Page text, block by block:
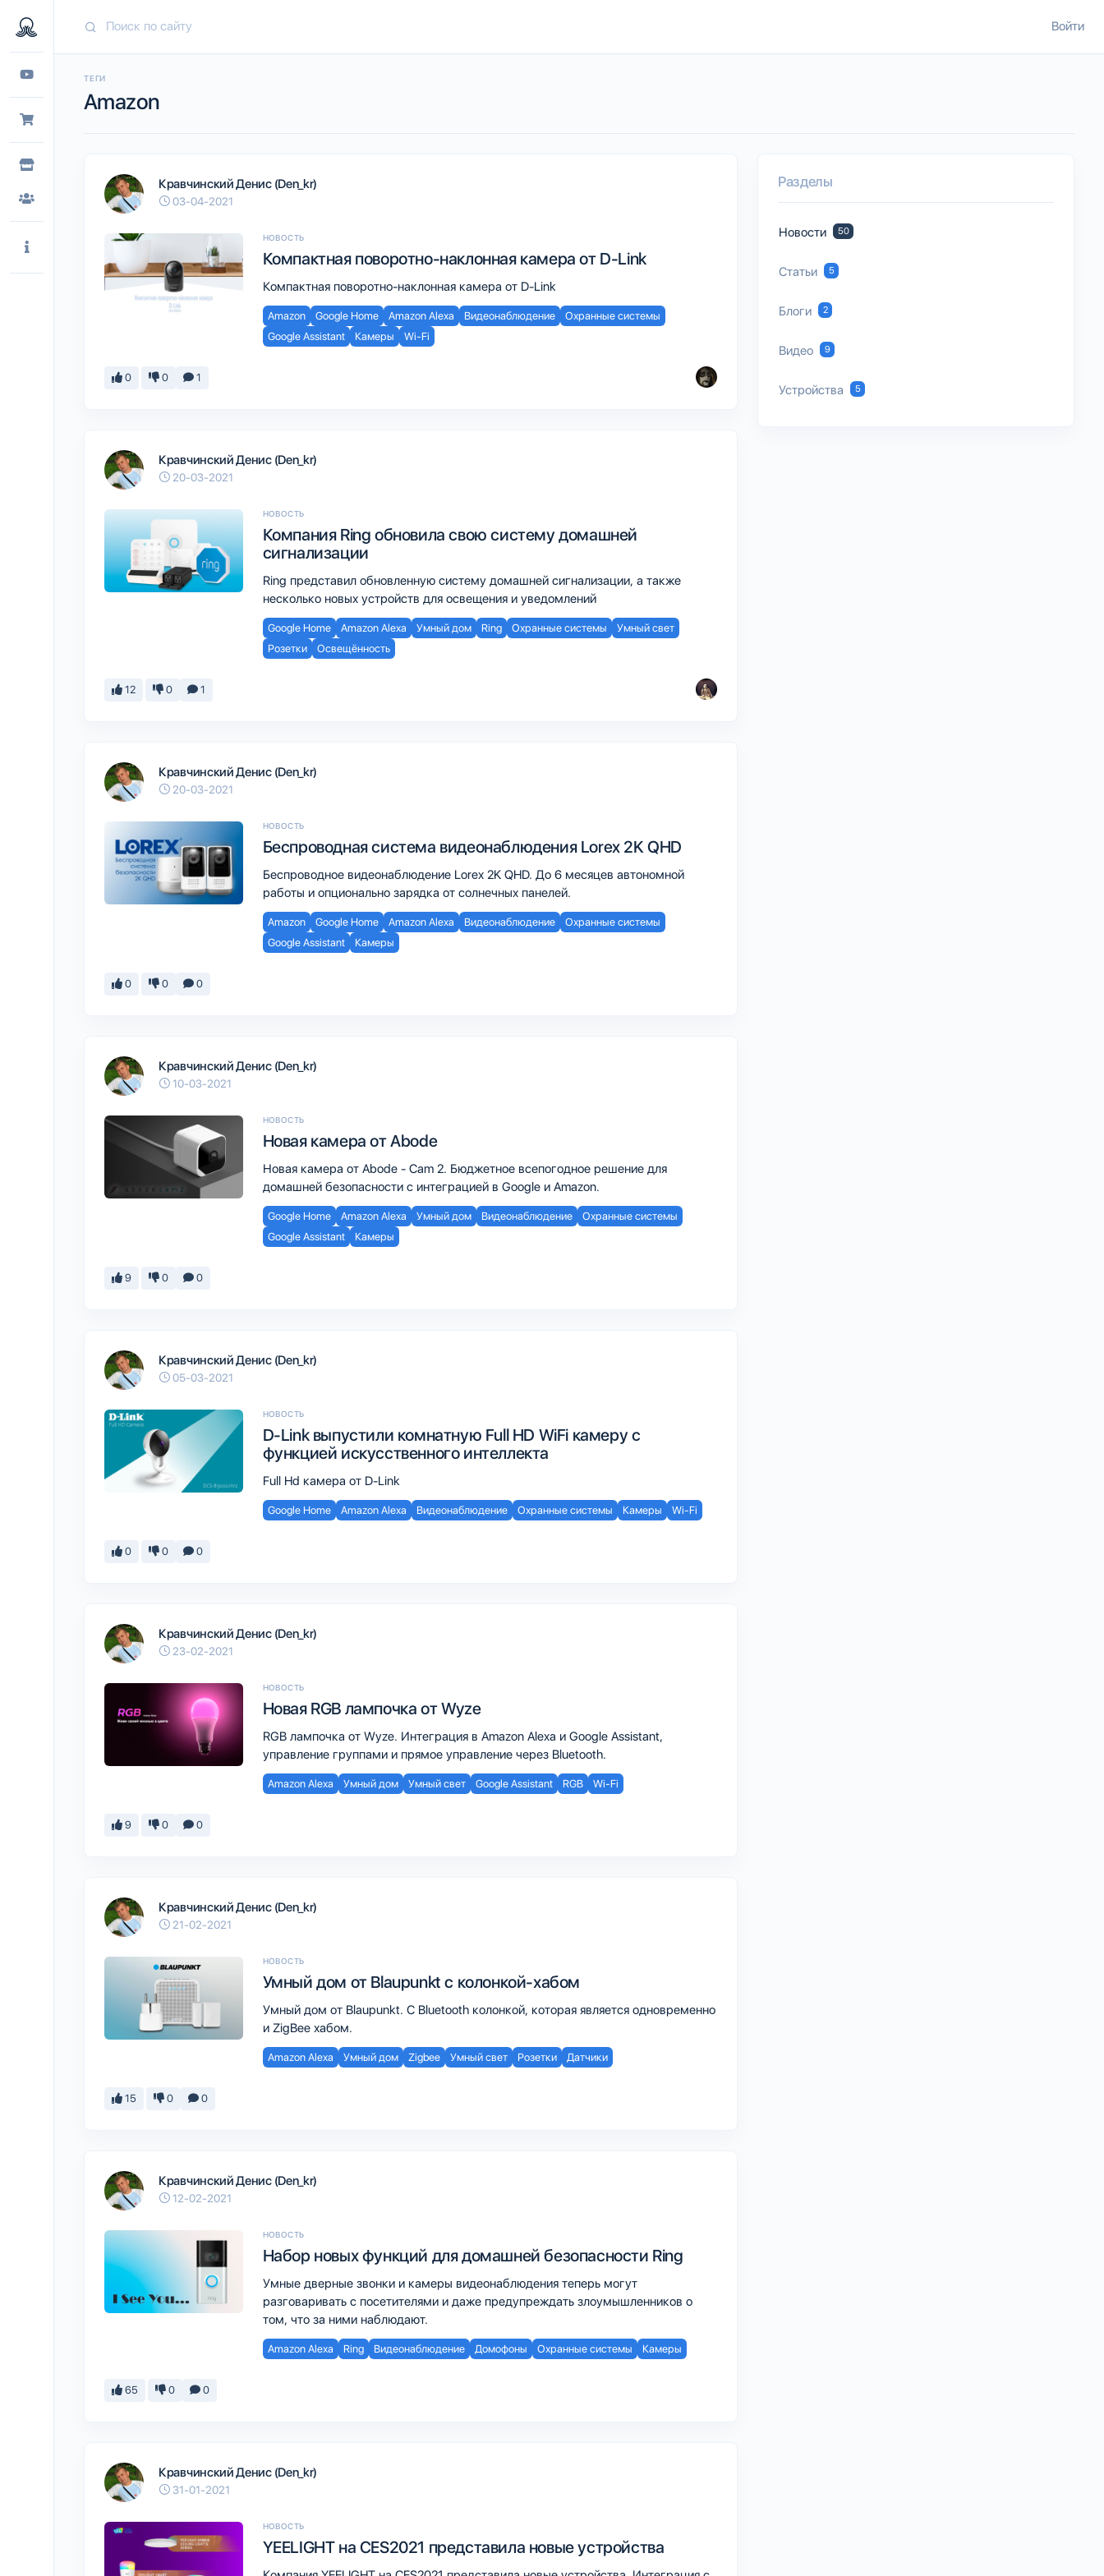
Войти
ТЕГИ
Amazon
Кравчинский Денис (Den_kr)
03-04-2021
НОВОСТЬ
Компактная поворотно-наклонная камера от D-Link
Компактная поворотно-наклонная камера от D-Link
Amazon Google Home Amazon Alexa Видеонаблюдение
Охранные системы
Google Assistant
Камеры Wi-Fi
0 0 1
Кравчинский Денис (Den_kr)
20-03-2021
НОВОСТЬ
Компания Ring обновила свою систему домашней
сигнализации
Ring представил обновленную систему домашней сигнализации, а также
несколько новых устройств для освещения и уведомлений
Google Home Amazon Alexa Умный дом Ring Охранные системы
Умный свет
Розетки
Освещённость
12 0 1
Кравчинский Денис (Den_kr)
20-03-2021
НОВОСТЬ
Беспроводная система видеонаблюдения Lorex 2K QHD
Беспроводное видеонаблюдение Lorex 2K QHD. До 6 месяцев автономной
работы и опционально зарядка от солнечных панелей.
Amazon Google Home Amazon Alexa Видеонаблюдение
Охранные системы
Google Assistant
Камеры
0 0 0
Кравчинский Денис (Den_kr)
10-03-2021
НОВОСТЬ
Новая камера от Abode
Новая камера от Abode - Cam 2. Бюджетное всепогодное решение для
домашней безопасности с интеграцией в Google и Amazon.
Google Home Amazon Alexa Умный дом Видеонаблюдение
Охранные системы
Google Assistant
Камеры
9 0 0
Кравчинский Денис (Den_kr)
05-03-2021
НОВОСТЬ
D-Link выпустили комнатную Full HD WiFi камеру с
функцией искусственного интеллекта
Full Hd камера от D-Link
Google Home Amazon Alexa Видеонаблюдение Охранные системы Камеры Wi-Fi
0 0 0
Кравчинский Денис (Den_kr)
23-02-2021
НОВОСТЬ
Новая RGB лампочка от Wyze
RGB лампочка от Wyze. Интеграция в Amazon Alexa и Google Assistant,
управление группами и прямое управление через Bluetooth.
Amazon Alexa Умный дом Умный свет Google Assistant RGB Wi-Fi
9 0 0
Кравчинский Денис (Den_kr)
21-02-2021
НОВОСТЬ
Умный дом от Blaupunkt c колонкой-хабом
Умный дом от Blaupunkt. С Bluetooth колонкой, которая является одновременно
и ZigBee хабом.
Amazon Alexa Умный дом Zigbee Умный свет Розетки Датчики
15 0 0
Кравчинский Денис (Den_kr)
12-02-2021
НОВОСТЬ
Набор новых функций для домашней безопасности Ring
Умные дверные звонки и камеры видеонаблюдения теперь могут
разговаривать с посетителями и даже предупреждать злоумышленников о
том, что за ними наблюдают.
Amazon Alexa Ring Видеонаблюдение Домофоны Охранные системы Камеры
65 0 0
Кравчинский Денис (Den_kr)
31-01-2021
НОВОСТЬ
YEELIGHT на CES2021 представила новые устройства
Разделы
Новости 50
Статьи 5
Блоги 2
Видео 9
Устройства 5